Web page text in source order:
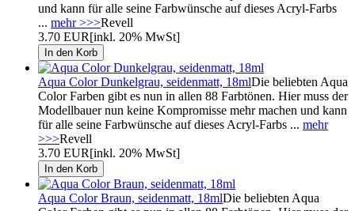
und kann für alle seine Farbwünsche auf dieses Acryl-Farbs
... mehr >>>Revell
3.70 EUR[inkl. 20% MwSt]
Aqua Color Dunkelgrau, seidenmatt, 18mlDie beliebten Aqua
Color Farben gibt es nun in allen 88 Farbtönen. Hier muss der
Modellbauer nun keine Kompromisse mehr machen und kann
für alle seine Farbwünsche auf dieses Acryl-Farbs ... mehr
>>>Revell
3.70 EUR[inkl. 20% MwSt]
Aqua Color Braun, seidenmatt, 18mlDie beliebten Aqua